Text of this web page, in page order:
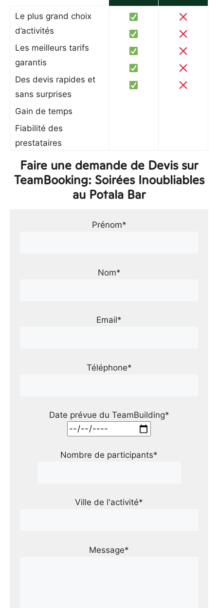
Le plus grand choix
d’activités
Les meilleurs tarifs
garantis
Des devis rapides et
sans surprises
Gain de temps
Fiabilité des
prestataires
Faire une demande de Devis sur
TeamBooking: Soirées Inoubliables
au Potala Bar
Prénom*
Nom*
Email*
Téléphone*
Date prévue du TeamBuilding*
Nombre de participants*
Ville de l'activité*
Message*